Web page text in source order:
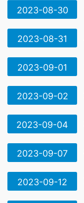
2023-08-30
2023-08-31
2023-09-01
2023-09-02
2023-09-04
2023-09-07
2023-09-12